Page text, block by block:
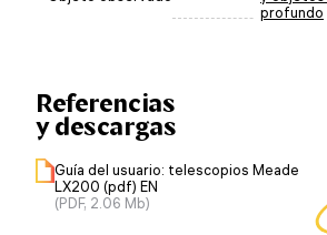
profundo
Referencias
y descargas
Guía del usuario: telescopios Meade
LX200 (pdf) EN
(PDF, 2.06 Mb)